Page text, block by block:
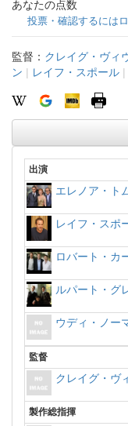
あなたの点数
投票・確認するには
監督： クレイグ・ヴィ
ン | レイフ・スポール |
出演
エレノア・ト
レイフ・スポ
ロバート・カ
ルパート・グ
ウディ・ノー
監督
クレイグ・ヴ
製作総指揮